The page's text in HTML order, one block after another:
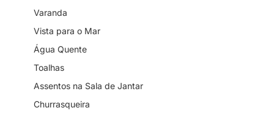
Varanda
Vista para o Mar
Água Quente
Toalhas
Assentos na Sala de Jantar
Churrasqueira